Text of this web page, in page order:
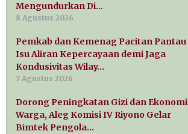
Mengundurkan Di…
8 Agustus 2026
Pemkab dan Kemenag Pacitan Pantau
Isu Aliran Kepercayaan demi Jaga
Kondusivitas Wilay…
7 Agustus 2026
Dorong Peningkatan Gizi dan Ekonomi
Warga, Aleg Komisi IV Riyono Gelar
Bimtek Pengola…